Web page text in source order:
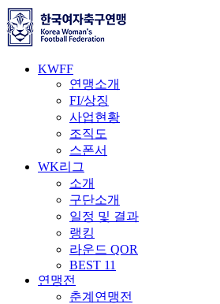
KWFF
연맹소개
FI/상징
사업현황
조직도
스폰서
WK리그
소개
구단소개
일정 및 결과
랭킹
라운드 QOR
BEST 11
연맹전
춘계연맹전